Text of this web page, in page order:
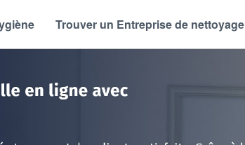
Trouver un Entreprise de nettoyage